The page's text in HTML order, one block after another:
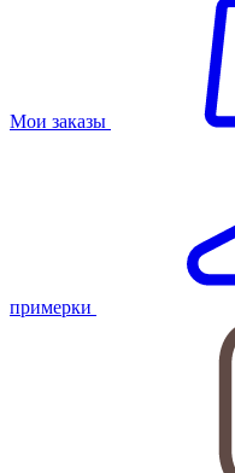
Мои заказы
примерки